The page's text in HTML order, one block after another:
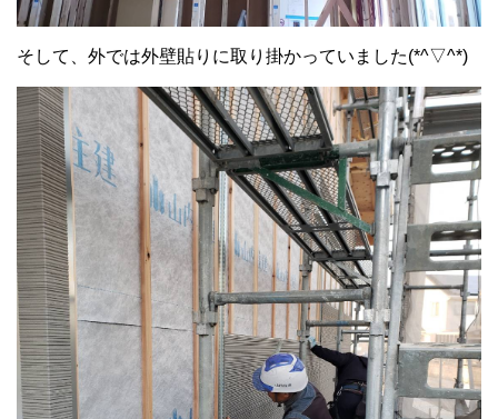
そして、外では外壁貼りに取り掛かっていました(*^▽^*)